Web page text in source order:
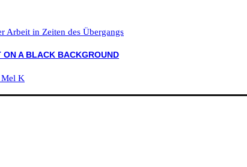
Arbeit in Zeiten des Übergangs
K